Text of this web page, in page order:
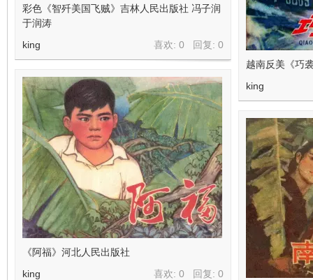
彩色《智歼美国飞贼》吉林人民出版社 冯子润
于润涛
喜欢: 0 回复: 0
king
越南反美《巧
king
《阿福》河北人民出版社
喜欢: 0 回复: 0
king